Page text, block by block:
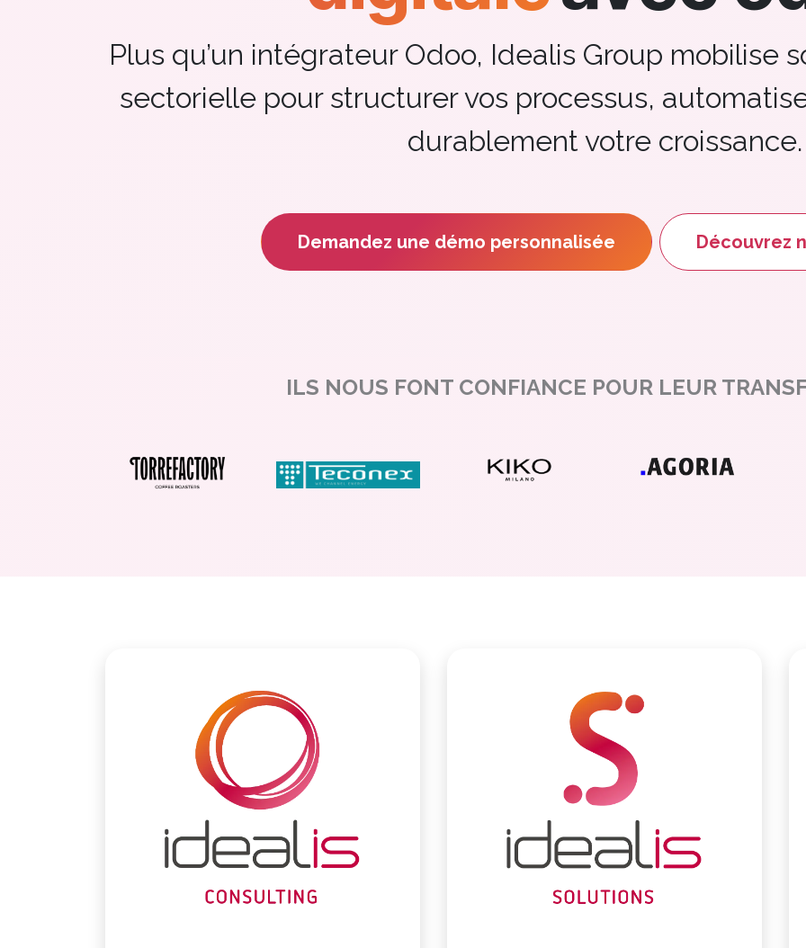
Plus qu’un intégrateur Odoo, Idealis Group mobilise
sectorielle pour structurer vos processus,
durablement votre croissance.
Demandez une démo personnalis​​ée Découvrez
ILS NOUS FONT CONFIANCE POUR LEUR